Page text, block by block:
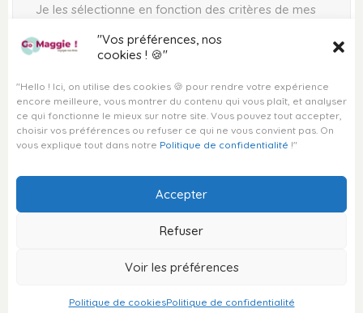
"Vos préférences, nos
cookies ! 🍪"
"Hello ! Ici, on utilise des cookies 🍪 pour rendre votre expérience
encore meilleure, vous montrer du contenu qui vous plaît, et analyser
ce qui fonctionne le mieux sur notre site. Vous pouvez tout accepter,
choisir vos préférences ou refuser ce qui ne vous convient pas. On
vous explique tout dans notre Politique de confidentialité !"
Accepter
Refuser
Voir les préférences
Politique de cookiesPolitique de confidentialité
Je les sélectionne en fonction des critères de mes
sur l’expérience vécue et sur le contenu rédigé dans
les articles parus sur ce site.
Contact
VOYAGE SUR MESURE
VOYAGE CLÉ EN MAIN
VOYAGE HORS DES SENTIERS
BATTUS
SÉJOUR SUR MESURE
© Copyright Go Maggie